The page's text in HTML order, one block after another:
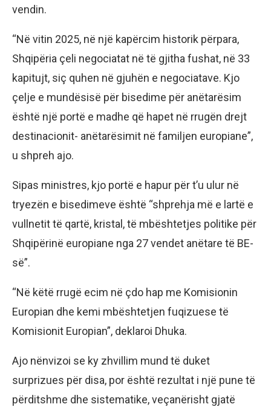
vendin.
“Në vitin 2025, në një kapërcim historik përpara,
Shqipëria çeli negociatat në të gjitha fushat, në 33
kapitujt, siç quhen në gjuhën e negociatave. Kjo
çelje e mundësisë për bisedime për anëtarësim
është një portë e madhe që hapet në rrugën drejt
destinacionit- anëtarësimit në familjen europiane”,
u shpreh ajo.
Sipas ministres, kjo portë e hapur për t’u ulur në
tryezën e bisedimeve është “shprehja më e lartë e
vullnetit të qartë, kristal, të mbështetjes politike për
Shqipërinë europiane nga 27 vendet anëtare të BE-
së”.
“Në këtë rrugë ecim në çdo hap me Komisionin
Europian dhe kemi mbështetjen fuqizuese të
Komisionit Europian”, deklaroi Dhuka.
Ajo nënvizoi se ky zhvillim mund të duket
surprizues për disa, por është rezultat i një pune të
përditshme dhe sistematike, veçanërisht gjatë